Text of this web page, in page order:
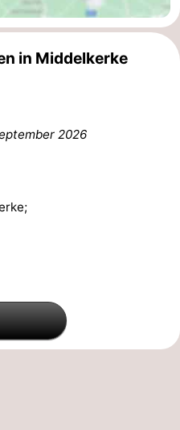
in Middelkerke
6. September 2026